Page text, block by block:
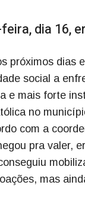
dia 16,
próximos dias
social a
e mais forte
no
com a
pra valer,
mas